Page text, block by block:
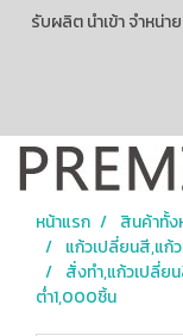
รับผลิต นำเข้า จำหน่
หน้าแรก สินค้าทั้
แก้วเปลี่ยนสี,แก้
สั่งทำ,แก้วเปลี่
ต่ำ1,000ชิ้น